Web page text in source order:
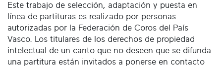
Este trabajo de selección, adaptación y puesta en
línea de partituras es realizado por personas
autorizadas por la Federación de Coros del País
Vasco. Los titulares de los derechos de propiedad
intelectual de un canto que no deseen que se difunda
una partitura están invitados a ponerse en contacto